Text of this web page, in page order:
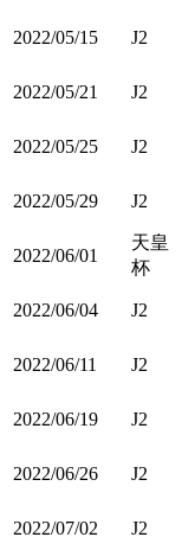
2022/05/15 J2
2022/05/21 J2
2022/05/25 J2
2022/05/29 J2
2022/06/01
天皇
杯
2022/06/04 J2
2022/06/11 J2
2022/06/19 J2
2022/06/26 J2
2022/07/02 J2